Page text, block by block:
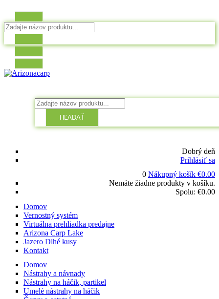
HĽADAŤ
Dobrý deň
Prihlásiť sa
0 Nákupný košík €0.00
Nemáte žiadne produkty v košíku.
Spolu: €0.00
Domov
Vernostný systém
Virtuálna prehliadka predajne
Arizona Carp Lake
Jazero Dlhé kusy
Kontakt
Domov
Nástrahy a návnady
Nástrahy na háčik, partikel
Umelé nástrahy na háčik